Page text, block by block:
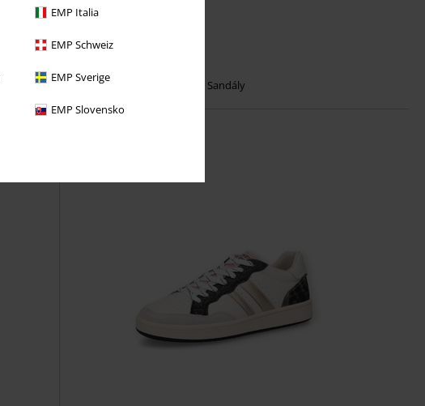
EMP Italia
EMP Schweiz
EMP Sverige
EMP Slovensko
Sandály Sandály